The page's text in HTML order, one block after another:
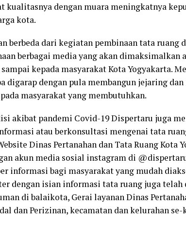
kualitasnya dengan muara meningkatnya
kota.
berbeda dari kegiatan pembinaan tata ruang
berbagai media yang akan dimaksimalkan
kepada masyarakat Kota Yogyakarta.
digarap dengan pula membangun jejaring
masyarakat yang membutuhkan.
akibat pandemi Covid-19 Dispertaru juga
atau berkonsultasi mengenai tata
Dinas Pertanahan dan Tata Ruang Kota
akun media sosial instagram di
informasi bagi masyarakat yang mudah
dengan isian informasi tata ruang juga telah
di balaikota, Gerai layanan Dinas
dan Perizinan, kecamatan dan kelurahan